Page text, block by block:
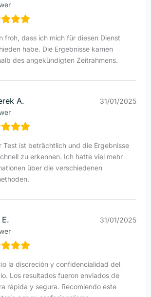
froh, dass ich mich für diesen Dienst
habe. Die Ergebnisse kamen
des angekündigten Zeitrahmens.
A. 31/01/2025
Test ist beträchtlich und die Ergebnisse
zu erkennen. Ich hatte viel mehr
über die verschiedenen
31/01/2025
la discreción y confidencialidad del
Los resultados fueron enviados de
rápida y segura. Recomiendo este